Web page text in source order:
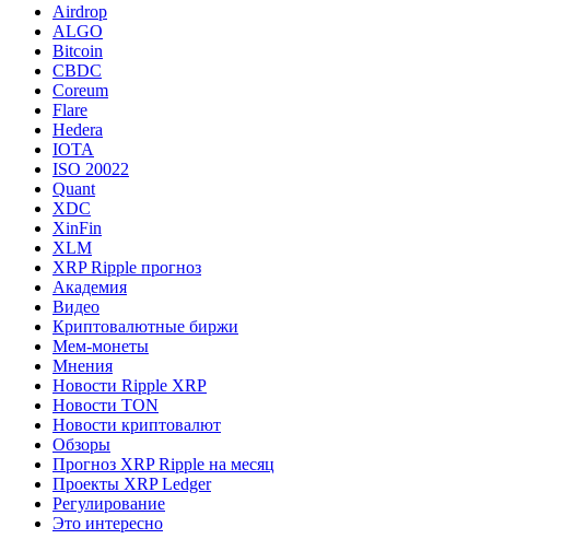
Airdrop
ALGO
Bitcoin
CBDC
Coreum
Flare
Hedera
IOTA
ISO 20022
Quant
XDC
XinFin
XLM
XRP Ripple прогноз
Академия
Видео
Криптовалютные биржи
Мем-монеты
Мнения
Новости Ripple XRP
Новости TON
Новости криптовалют
Обзоры
Прогноз XRP Ripple на месяц
Проекты XRP Ledger
Регулирование
Это интересно